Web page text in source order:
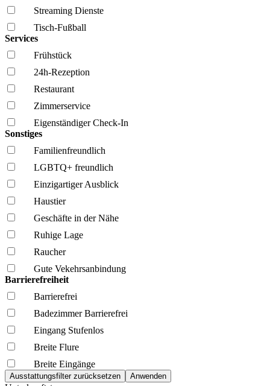
Streaming Dienste
Tisch-Fußball
Services
Frühstück
24h-Rezeption
Restaurant
Zimmerservice
Eigenständiger Check-In
Sonstiges
Familien­freundlich
LGBTQ+ freundlich
Einzigartiger Ausblick
Haustier
Geschäfte in der Nähe
Ruhige Lage
Raucher
Gute Vekehrsanbindung
Barrierefreiheit
Barrierefrei
Badezimmer Barrierefrei
Eingang Stufenlos
Breite Flure
Breite Eingänge